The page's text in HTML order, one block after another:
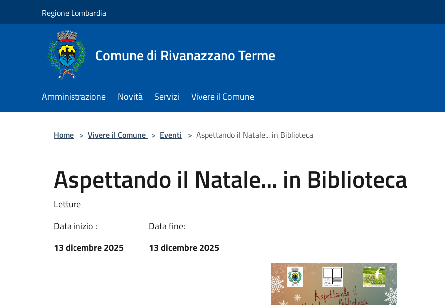
Regione Lombardia
Comune di Rivanazzano Terme
Amministrazione Novità Servizi Vivere il Comune
Home > Vivere il Comune > Eventi > Aspettando il Natale... in Biblioteca
Aspettando il Natale... in Biblioteca
Letture
Data inizio :
13 dicembre 2025
Data fine:
13 dicembre 2025